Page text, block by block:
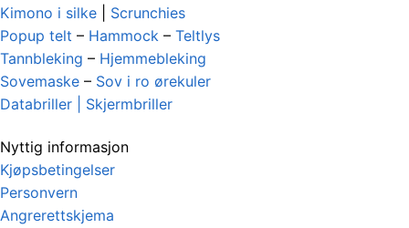
Kimono i silke
Scrunchies
Popup telt – Hammock – Teltlys
Tannbleking – Hjemmebleking
Sovemaske – Sov i ro ørekuler
Databriller | Skjermbriller
Nyttig informasjon
Kjøpsbetingelser
Personvern
Angrerettskjema